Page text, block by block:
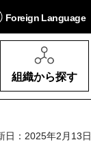
Foreign Language
組織から探す
日：2025年2月13日